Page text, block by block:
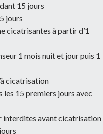
15 jours
jours
cicatrisantes à partir d’1
1 mois nuit et jour puis 1
cicatrisation
les 15 premiers jours avec
interdites avant cicatrisation